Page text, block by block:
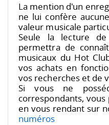
La mention d'un
ne lui confère
valeur musicale
Seule la lecture
permettra de
musicaux du Hot
vos achats en
vos recherches et de
Si vous ne
correspondants,
en vous rendant sur
numéros